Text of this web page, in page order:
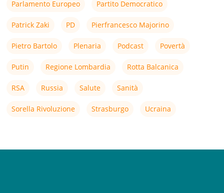
Parlamento Europeo Partito Democratico
Patrick Zaki PD Pierfrancesco Majorino
Pietro Bartolo Plenaria Podcast Povertà
Putin Regione Lombardia Rotta Balcanica
RSA Russia Salute Sanità
Sorella Rivoluzione Strasburgo Ucraina